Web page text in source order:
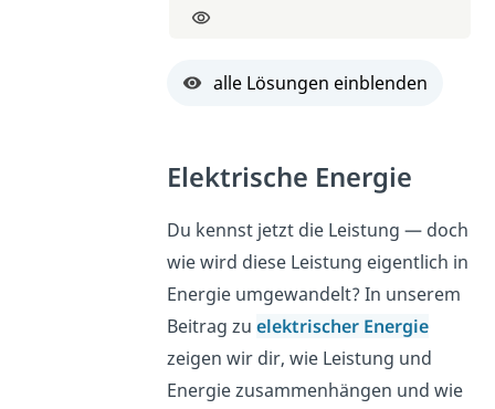
alle Lösungen einblenden
Elektrische Energie
Du kennst jetzt die Leistung — doch
wie wird diese Leistung eigentlich in
Energie umgewandelt? In unserem
Beitrag zu elektrischer Energie
zeigen wir dir, wie Leistung und
Energie zusammenhängen und wie